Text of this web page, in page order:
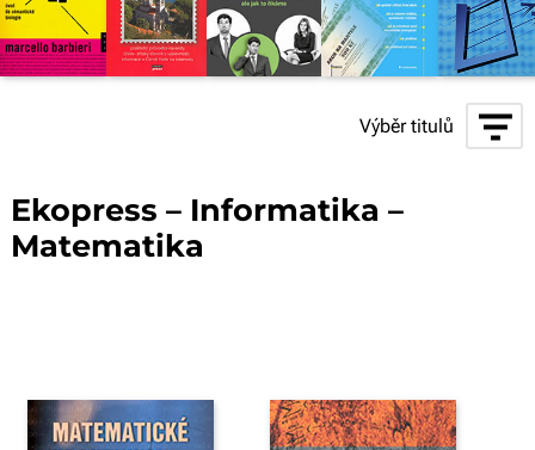
Výběr titulů
Ekopress – Informatika –
Matematika